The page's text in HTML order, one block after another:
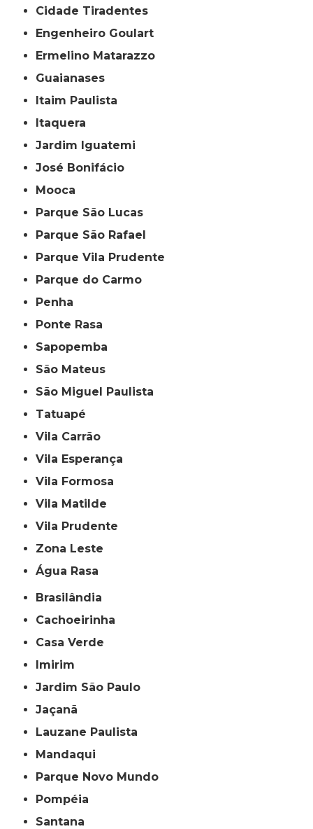
Cidade Tiradentes
Engenheiro Goulart
Ermelino Matarazzo
Guaianases
Itaim Paulista
Itaquera
Jardim Iguatemi
José Bonifácio
Mooca
Parque São Lucas
Parque São Rafael
Parque Vila Prudente
Parque do Carmo
Penha
Ponte Rasa
Sapopemba
São Mateus
São Miguel Paulista
Tatuapé
Vila Carrão
Vila Esperança
Vila Formosa
Vila Matilde
Vila Prudente
Zona Leste
Água Rasa
Brasilândia
Cachoeirinha
Casa Verde
Imirim
Jardim São Paulo
Jaçanã
Lauzane Paulista
Mandaqui
Parque Novo Mundo
Pompéia
Santana